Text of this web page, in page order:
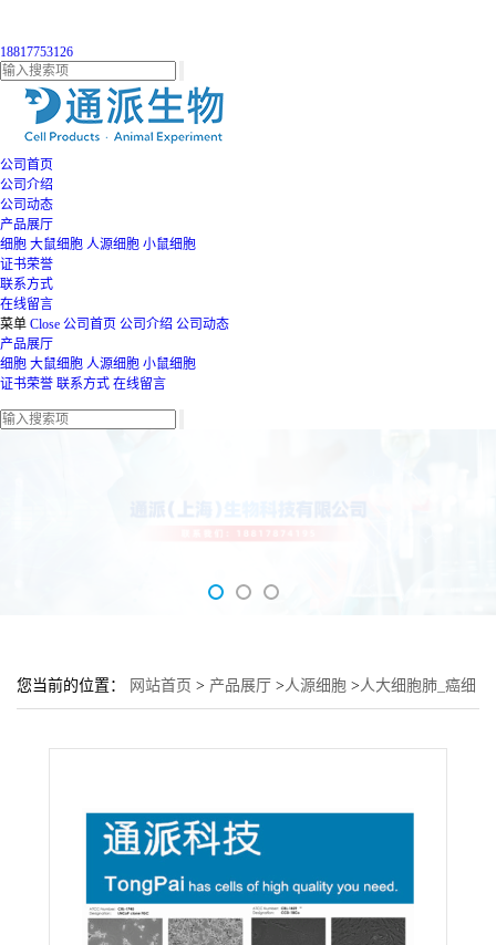
18817753126
公司首页
公司介绍
公司动态
产品展厅
细胞 大鼠细胞 人源细胞 小鼠细胞
证书荣誉
联系方式
在线留言
菜单 Close 公司首页 公司介绍 公司动态
产品展厅
细胞 大鼠细胞 人源细胞 小鼠细胞
证书荣誉 联系方式 在线留言
您当前的位置： 网站首页 > 产品展厅 >人源细胞 >人大细胞肺_癌细